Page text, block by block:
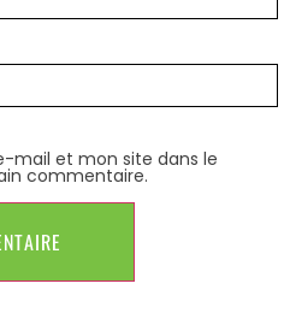
mail et mon site dans le
commentaire.